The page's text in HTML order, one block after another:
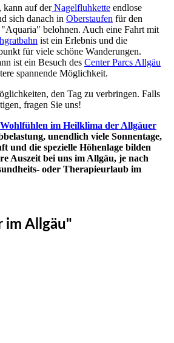
kann auf derNagelfluhkette endlose
sich danach in Oberstaufen für den
"Aquaria" belohnen. Auch eine Fahrt mit
ist ein Erlebnis und die
für viele schöne Wanderungen.
ist ein Besuch des Center Parcs Allgäu
spannende Möglichkeit.
den Tag zu verbringen. Falls
fragen Sie uns!
Wohlfühlen im Heilklima der Allgäuer
unendlich viele Sonnentage,
und die spezielle Höhenlage bilden
Auszeit bei uns im Allgäu, je nach
oder Therapieurlaub im
im Allgäu"